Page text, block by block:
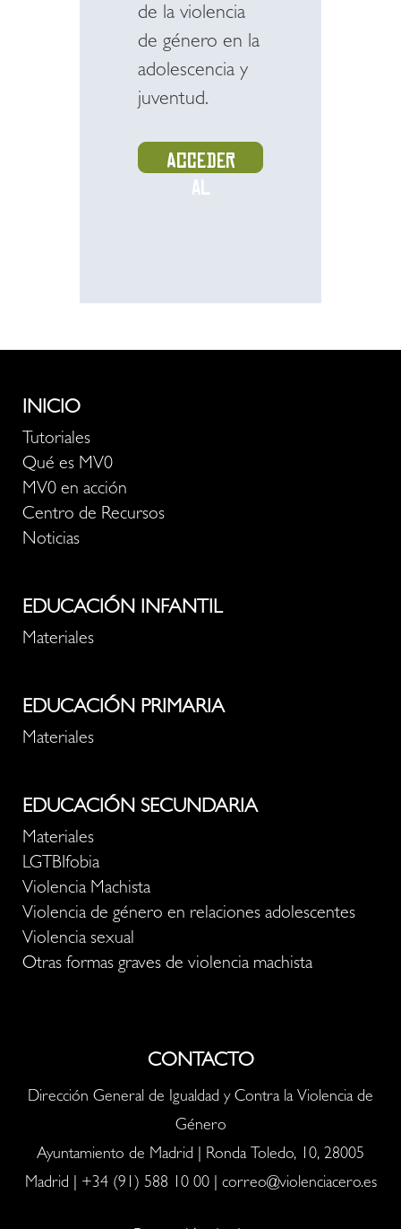
de la violencia
de género en la
adolescencia y
juventud.
Acceder
al
INICIO
Tutoriales
Qué es MV0
MV0 en acción
Centro de Recursos
Noticias
EDUCACIÓN INFANTIL
Materiales
EDUCACIÓN PRIMARIA
Materiales
EDUCACIÓN SECUNDARIA
Materiales
LGTBIfobia
Violencia Machista
Violencia de género en relaciones adolescentes
Violencia sexual
Otras formas graves de violencia machista
CONTACTO
Dirección General de Igualdad y Contra la Violencia de
Género
Ayuntamiento de Madrid | Ronda Toledo, 10, 28005
Madrid | +34 (91) 588 10 00| correo@violenciacero.es